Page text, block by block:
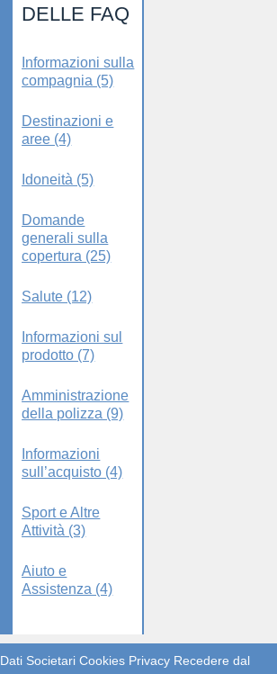
DELLE FAQ
Informazioni sulla
compagnia (5)
Destinazioni e
aree (4)
Idoneità (5)
Domande
generali sulla
copertura (25)
Salute (12)
Informazioni sul
prodotto (7)
Amministrazione
della polizza (9)
Informazioni
sull’acquisto (4)
Sport e Altre
Attività (3)
Aiuto e
Assistenza (4)
Dati Societari Cookies Privacy Recedere dal